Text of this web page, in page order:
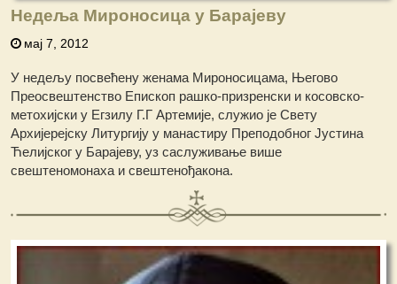
Недеља Мироносица у Барајеву
мај 7, 2012
У недељу посвећену женама Мироносицама, Његово
Преосвештенство Епископ рашко-призренски и косовско-
метохијски у Егзилу Г.Г Артемије, служио је Свету
Архијерејску Литургију у манастиру Преподобног Јустина
Ћелијског у Барајеву, уз саслуживање више
свештеномонаха и свештенођакона.